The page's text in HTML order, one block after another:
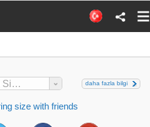
Canada Sizes daha fazla bilgi
size with friends